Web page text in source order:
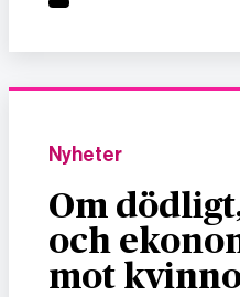
Nyheter
Om
och
mot